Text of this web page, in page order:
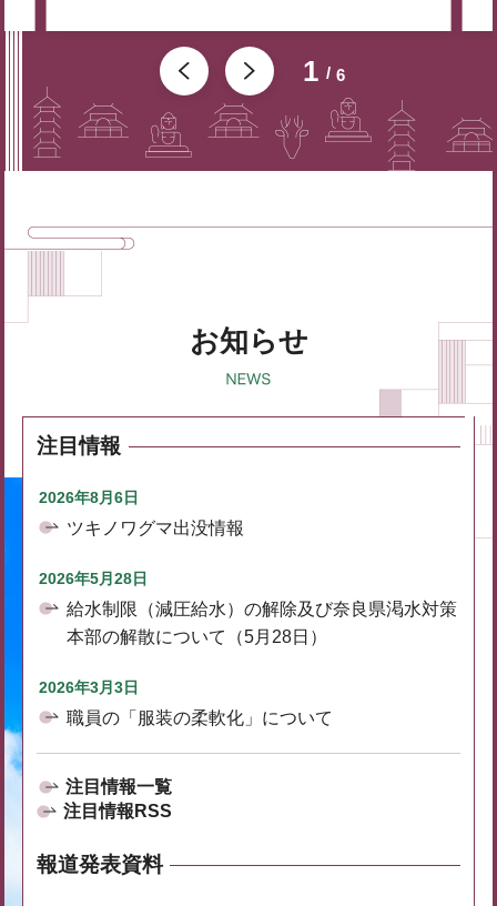
1 6
お知らせ
注目情報
2026年8月6日
ツキノワグマ出没情報
2026年5月28日
給水制限（減圧給水）の解除及び奈良県渇水対策
本部の解散について（5月28日）
2026年3月3日
職員の「服装の柔軟化」について
注目情報一覧
注目情報RSS
報道発表資料